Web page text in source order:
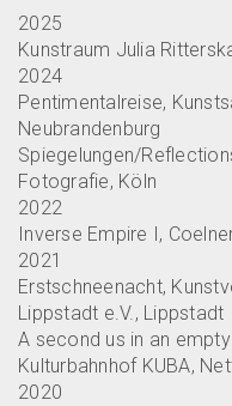
2025
Kunstraum Julia
2024
Pentimentalreise,
Neubrandenburg
Spiegelungen/
Fotografie, Köln
2022
Inverse Empire I,
2021
Erstschneenacht,
Lippstadt e.V., Lippstadt
A second us in an
Kulturbahnhof KUBA,
2020